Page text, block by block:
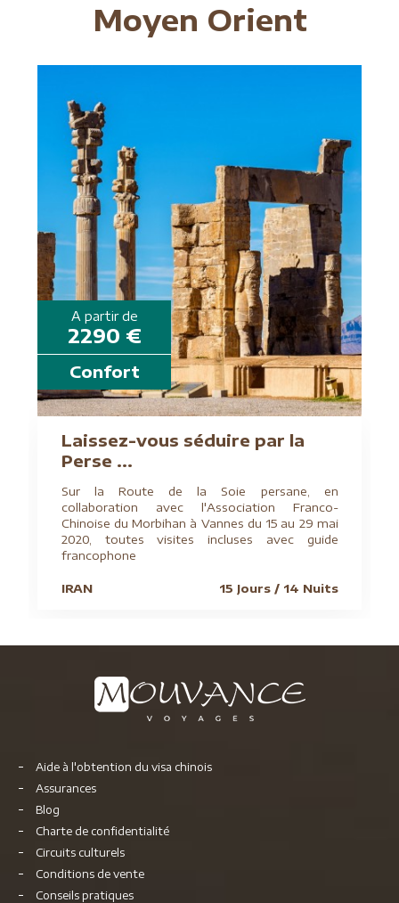
Moyen Orient
A partir de
2290 €
Confort
Laissez-vous séduire par la
Perse ...
Sur la Route de la Soie persane, en
collaboration avec l'Association Franco-
Chinoise du Morbihan à Vannes du 15 au 29 mai
2020, toutes visites incluses avec guide
francophone
IRAN 15 Jours / 14 Nuits
Aide à l'obtention du visa chinois
Assurances
Blog
Charte de confidentialité
Circuits culturels
Conditions de vente
Conseils pratiques